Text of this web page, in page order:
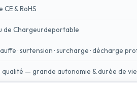
CE & RoHS
de Chargeurdeportable
· surtension · surcharge · décharge
qualité — grande autonomie & durée de vie